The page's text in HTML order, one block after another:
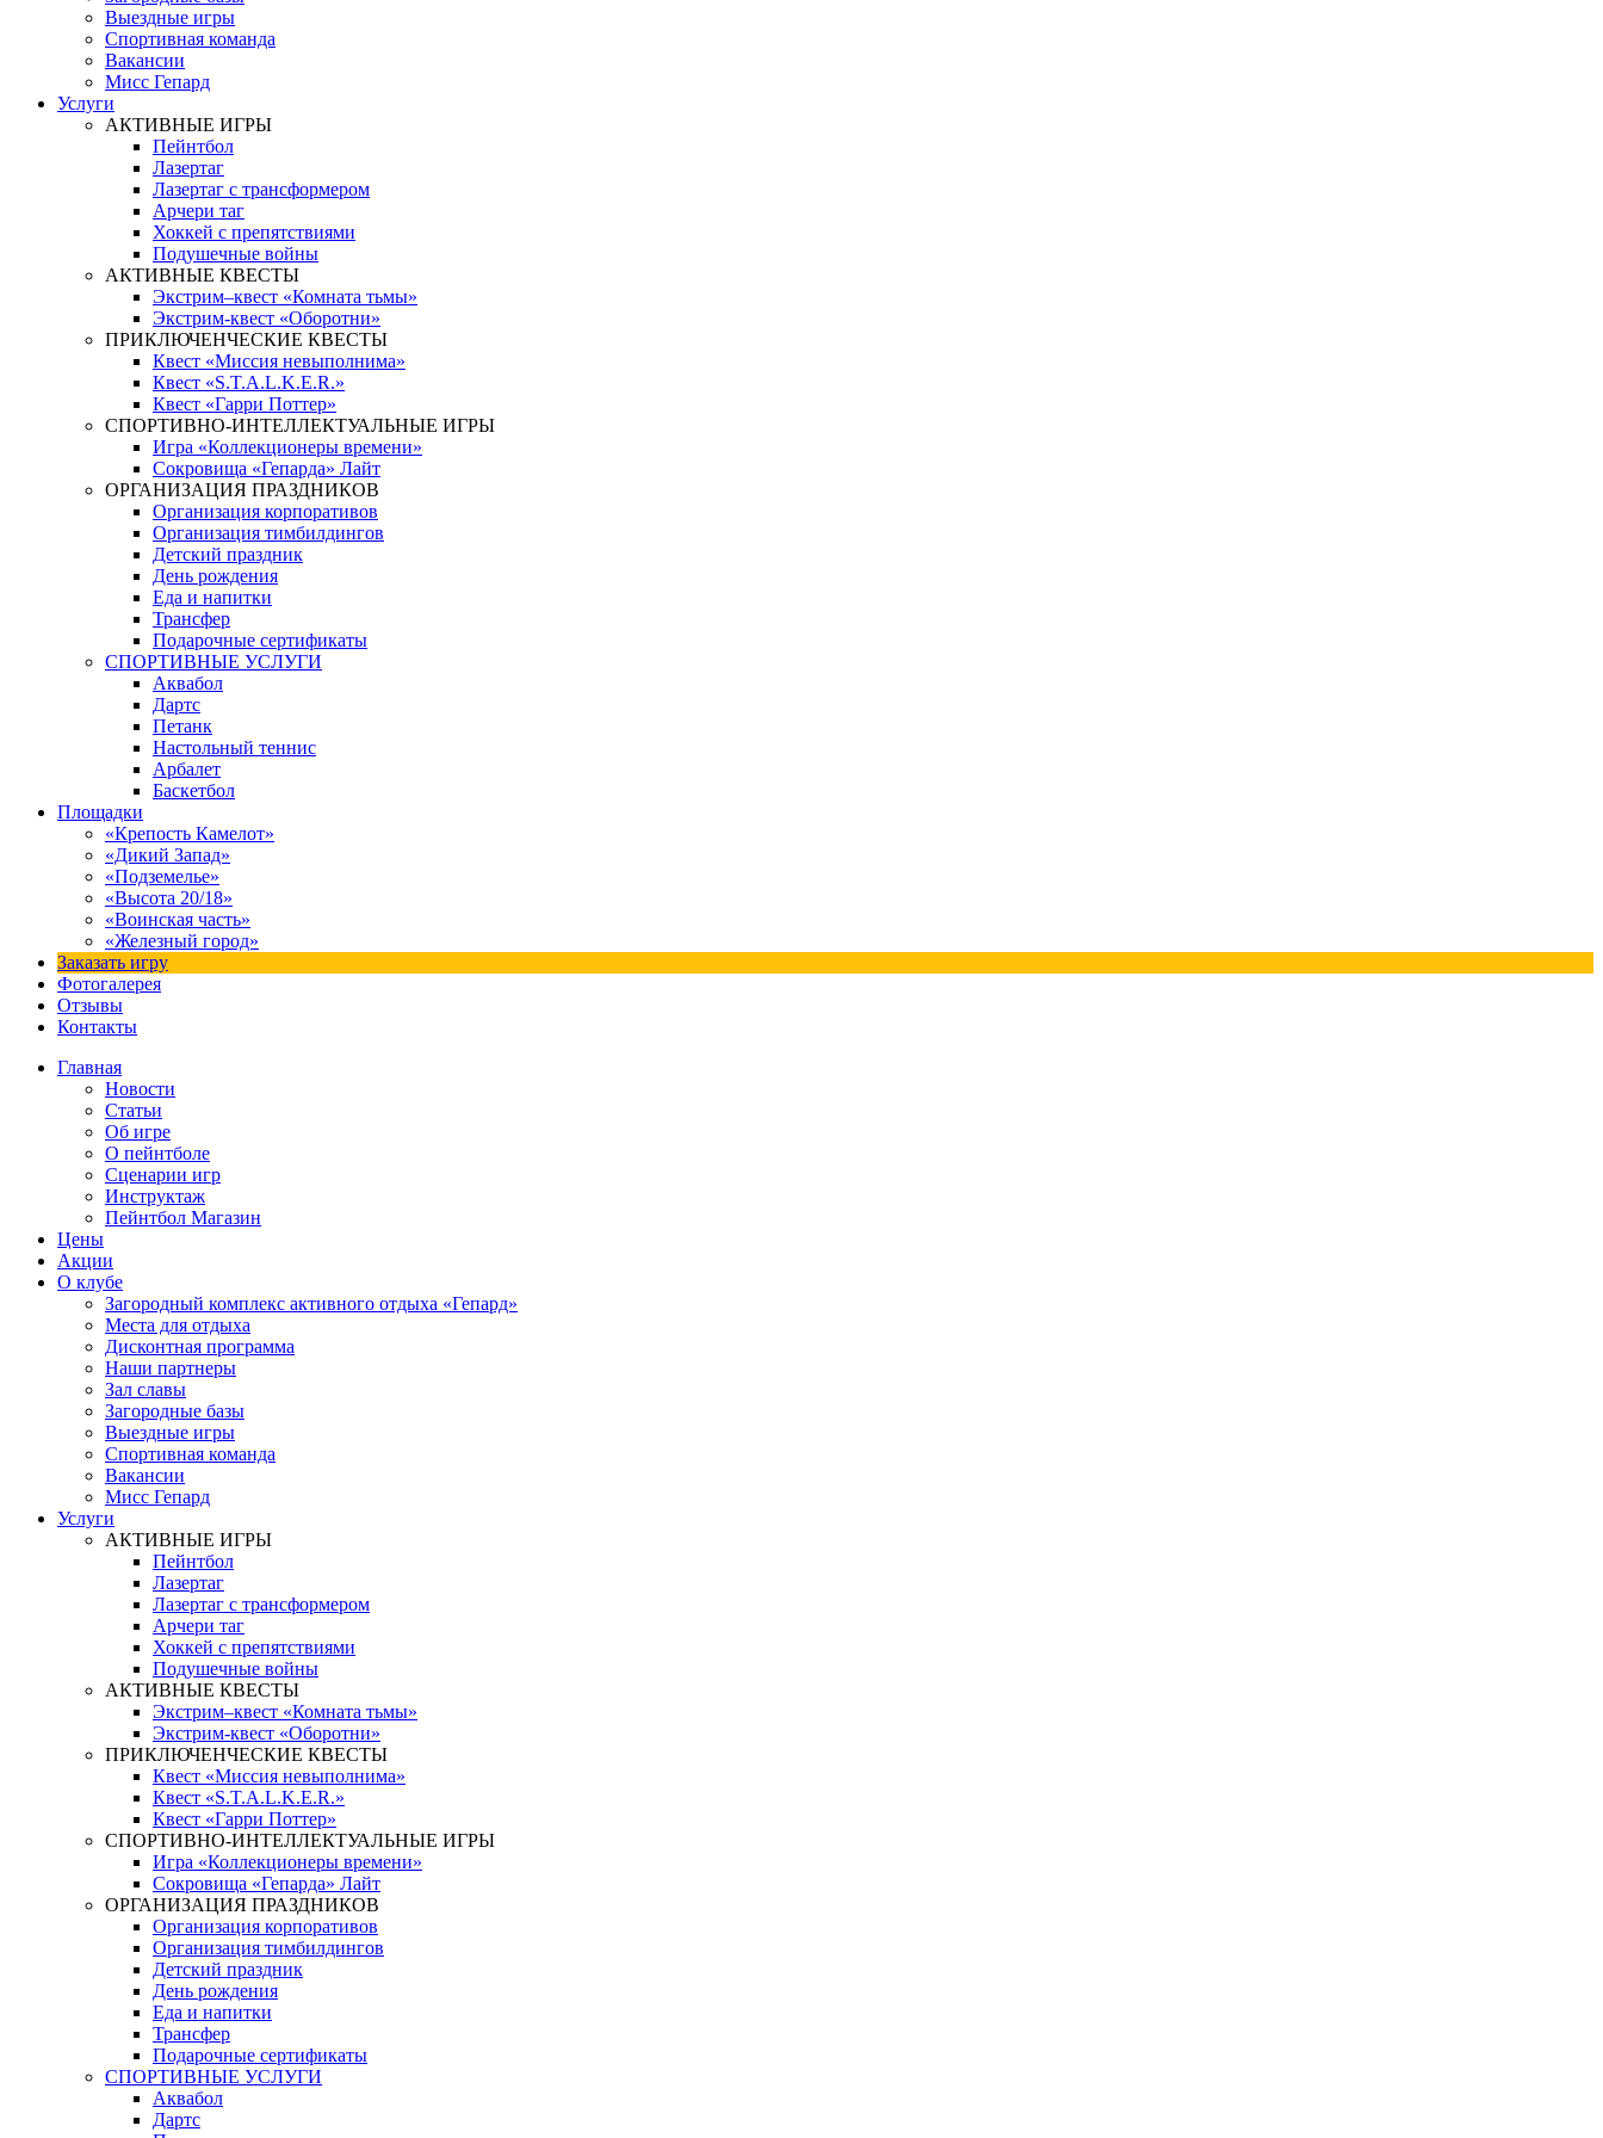
Выездные игры
Спортивная команда
Вакансии
Мисс Гепард
Услуги
АКТИВНЫЕ ИГРЫ
Пейнтбол
Лазертаг
Лазертаг с трансформером
Арчери таг
Хоккей с препятствиями
Подушечные войны
АКТИВНЫЕ КВЕСТЫ
Экстрим–квест «Комната тьмы»
Экстрим-квест «Оборотни»
ПРИКЛЮЧЕНЧЕСКИЕ КВЕСТЫ
Квест «Миссия невыполнима»
Квест «S.T.A.L.K.E.R.»
Квест «Гарри Поттер»
СПОРТИВНО-ИНТЕЛЛЕКТУАЛЬНЫЕ ИГРЫ
Игра «Коллекционеры времени»
Сокровища «Гепарда» Лайт
ОРГАНИЗАЦИЯ ПРАЗДНИКОВ
Организация корпоративов
Организация тимбилдингов
Детский праздник
День рождения
Еда и напитки
Трансфер
Подарочные сертификаты
СПОРТИВНЫЕ УСЛУГИ
Аквабол
Дартс
Петанк
Настольный теннис
Арбалет
Баскетбол
Площадки
«Крепость Камелот»
«Дикий Запад»
«Подземелье»
«Высота 20/18»
«Воинская часть»
«Железный город»
Заказать игру
Фотогалерея
Отзывы
Контакты
Главная
Новости
Статьи
Об игре
О пейнтболе
Сценарии игр
Инструктаж
Пейнтбол Магазин
Цены
Акции
О клубе
Загородный комплекс активного отдыха «Гепард»
Места для отдыха
Дисконтная программа
Наши партнеры
Зал славы
Загородные базы
Выездные игры
Спортивная команда
Вакансии
Мисс Гепард
Услуги
АКТИВНЫЕ ИГРЫ
Пейнтбол
Лазертаг
Лазертаг с трансформером
Арчери таг
Хоккей с препятствиями
Подушечные войны
АКТИВНЫЕ КВЕСТЫ
Экстрим–квест «Комната тьмы»
Экстрим-квест «Оборотни»
ПРИКЛЮЧЕНЧЕСКИЕ КВЕСТЫ
Квест «Миссия невыполнима»
Квест «S.T.A.L.K.E.R.»
Квест «Гарри Поттер»
СПОРТИВНО-ИНТЕЛЛЕКТУАЛЬНЫЕ ИГРЫ
Игра «Коллекционеры времени»
Сокровища «Гепарда» Лайт
ОРГАНИЗАЦИЯ ПРАЗДНИКОВ
Организация корпоративов
Организация тимбилдингов
Детский праздник
День рождения
Еда и напитки
Трансфер
Подарочные сертификаты
СПОРТИВНЫЕ УСЛУГИ
Аквабол
Дартс